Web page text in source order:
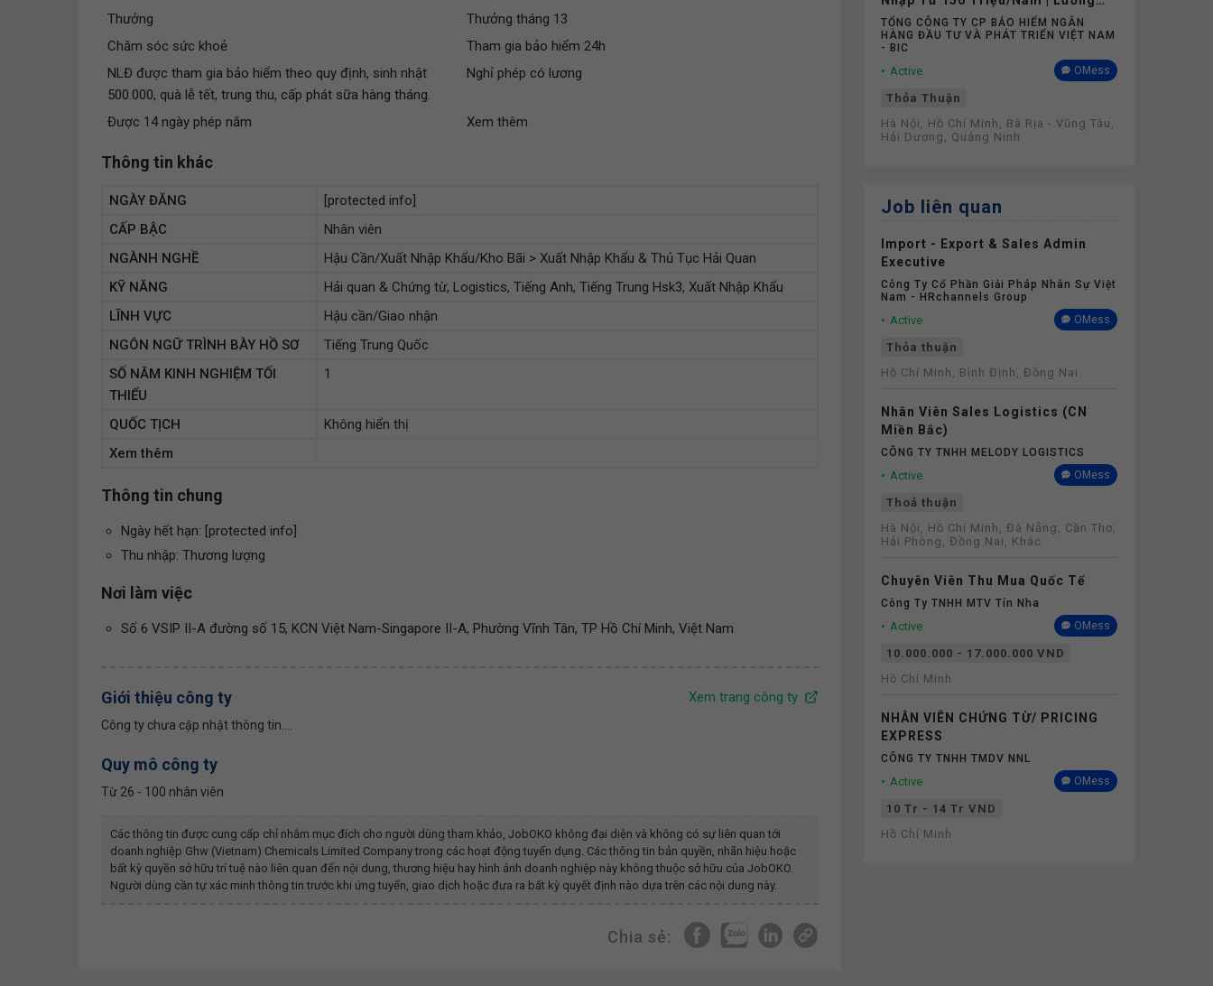
Thưởng
Thưởng tháng 13
Chăm sóc sức khoẻ
Tham gia bảo hiểm 24h
NLĐ được tham gia bảo hiểm theo quy định, sinh nhật
500.000, quà lễ tết, trung thu, cấp phát sữa hàng tháng.
Nghỉ phép có lương
Được 14 ngày phép năm Xem thêm
Thông tin khác
NGÀY ĐĂNG
[protected info]
CẤP BẬC
Nhân viên
NGÀNH NGHỀ
Hậu Cần/Xuất Nhập Khẩu/Kho Bãi > Xuất Nhập Khẩu & Thủ Tục Hải Quan
KỸ NĂNG
Hải quan & Chứng từ, Logistics, Tiếng Anh, Tiếng Trung Hsk3, Xuất Nhập Khẩu
LĨNH VỰC
Hậu cần/Giao nhận
NGÔN NGỮ TRÌNH BÀY HỒ SƠ
Tiếng Trung Quốc
SỐ NĂM KINH NGHIỆM TỐI
THIỂU
1
QUỐC TỊCH
Không hiển thị
Xem thêm
Thông tin chung
Ngày hết hạn: [protected info]
Thu nhập: Thương lượng
Nơi làm việc
Số 6 VSIP II-A đường số 15, KCN Việt Nam-Singapore II-A, Phường Vĩnh Tân, TP Hồ Chí Minh, Việt Nam
Giới thiệu công ty Xem trang công ty
Công ty chưa cập nhật thông tin....
Quy mô công ty
Từ 26 - 100 nhân viên
Các thông tin được cung cấp chỉ nhằm mục đích cho người dùng tham khảo, JobOKO không đại diện và không có sự liên quan tới
doanh nghiệp Ghw (vietnam) Chemicals Limited Companytrong các hoạt động tuyển dụng. Các thông tin bản quyền, nhãn hiệu hoặc
bất kỳ quyền sở hữu trí tuệ nào liên quan đến nội dung, thương hiệu hay hình ảnh doanh nghiệp này không thuộc sở hữu của JobOKO.
Người dùng cần tự xác minh thông tin trước khi ứng tuyển, giao dịch hoặc đưa ra bất kỳ quyết định nào dựa trên các nội dung này.
Chia sẻ:
Cứng Không Phụ Thuộc Doanh Số
TỔNG CÔNG TY CP BẢO HIỂM NGÂN
HÀNG ĐẦU TƯ VÀ PHÁT TRIỂN VIỆT NAM
- BIC
Active OMess
Thỏa Thuận
Hà Nội, Hồ Chí Minh, Bà Rịa - Vũng Tàu,
Hải Dương, Quảng Ninh
Job liên quan
Import - Export & Sales Admin
Executive
Công Ty Cổ Phần Giải Pháp Nhân Sự Việt
Nam - HRchannels Group
Active OMess
Thỏa thuận
Hồ Chí Minh, Bình Định, Đồng Nai
Nhân Viên Sales Logistics (CN
Miền Bắc)
CÔNG TY TNHH MELODY LOGISTICS
Active OMess
Thoả thuận
Hà Nội, Hồ Chí Minh, Đà Nẵng, Cần Thơ,
Hải Phòng, Đồng Nai, Khác
Chuyên Viên Thu Mua Quốc Tế
Công Ty TNHH MTV Tín Nha
Active OMess
10.000.000 - 17.000.000 VND
Hồ Chí Minh
NHÂN VIÊN CHỨNG TỪ/ PRICING
EXPRESS
CÔNG TY TNHH TMDV NNL
Active OMess
10 Tr - 14 Tr VND
Hồ Chí Minh